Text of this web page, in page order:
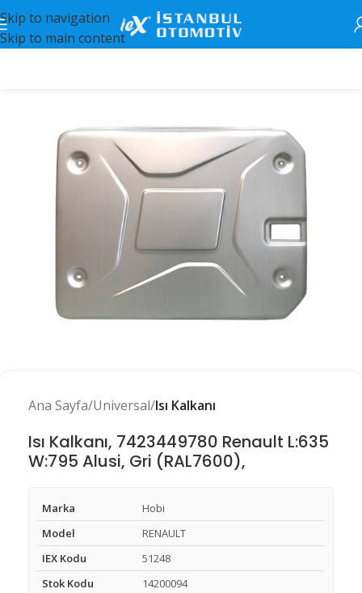
Skip to navigation
Skip to main content
Ana Sayfa Universal Isı Kalkanı
Isı Kalkanı, 7423449780 Renault L:635
W:795 Alusi, Gri (RAL7600),
Marka
Hobi
Model
RENAULT
IEX Kodu
51248
Stok Kodu
14200094